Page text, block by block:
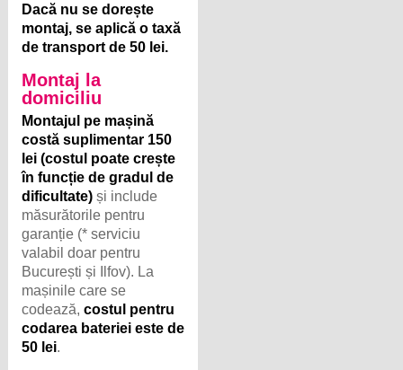
Dacă nu se dorește
montaj, se aplică o taxă
de transport de 50 lei.
Montaj la
domiciliu
Montajul pe mașină
costă suplimentar 150
lei (costul poate crește
în funcție de gradul de
dificultate) și include
măsurătorile pentru
garanție (* serviciu
valabil doar pentru
București și Ilfov). La
mașinile care se
codează,costul pentru
codarea bateriei este de
50 lei.